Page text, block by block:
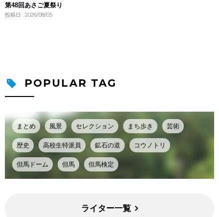
第48回あさご夏祭り
投稿日 : 2026/08/05
POPULAR TAG
まとめ 風景 セレクション まち歩き 芸術
歴史 高校生特派員 鉱石の道 コウノトリ
但馬ドーム 但馬 但馬検定
ライター一覧